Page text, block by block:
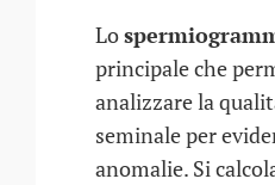
Lo
principale che
analizzare la
seminale per
anomalie. Si